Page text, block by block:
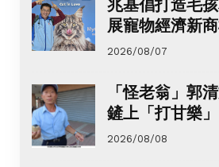
兆基倡打造毛
展寵物經濟新
2026/08/07
「怪老翁」郭
鏟上「打甘樂」
2026/08/08